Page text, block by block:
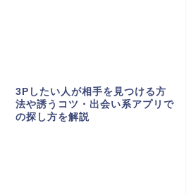
3Pしたい人が相手を見つける方
法や誘うコツ・出会い系アプリで
の探し方を解説